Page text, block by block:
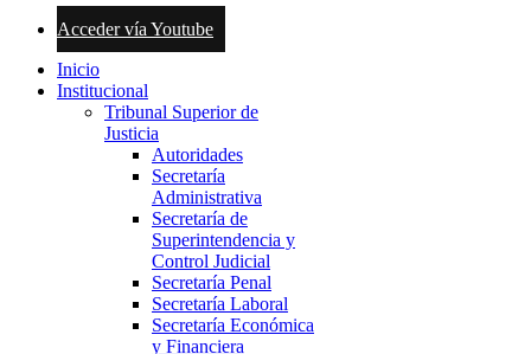
Acceder vía Youtube
Inicio
Institucional
Tribunal Superior de
Justicia
Autoridades
Secretaría
Administrativa
Secretaría de
Superintendencia y
Control Judicial
Secretaría Penal
Secretaría Laboral
Secretaría Económica
y Financiera